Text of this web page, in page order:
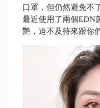
口罩，但仍然避免不
最近使用了兩個EDN
艷，迫不及待來跟你